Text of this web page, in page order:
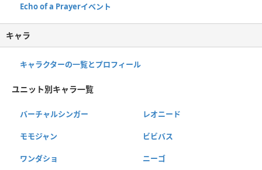
Echo of a Prayerイベント
キャラ
キャラクターの一覧とプロフィール
ユニット別キャラ一覧
バーチャルシンガー レオニード
モモジャン ビビバス
ワンダショ ニーゴ